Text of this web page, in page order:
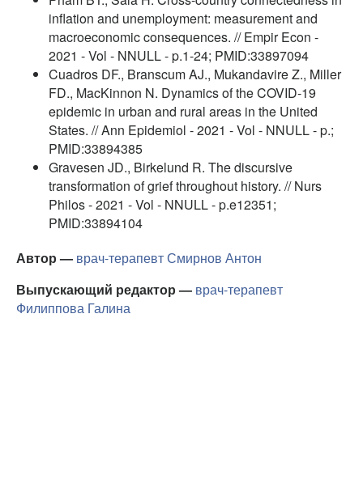
inflation and unemployment: measurement and
macroeconomic consequences. // Empir Econ -
2021 - Vol - NNULL - p.1-24; PMID:33897094
Cuadros DF., Branscum AJ., Mukandavire Z., Miller
FD., MacKinnon N. Dynamics of the COVID-19
epidemic in urban and rural areas in the United
States. // Ann Epidemiol - 2021 - Vol - NNULL - p.;
PMID:33894385
Gravesen JD., Birkelund R. The discursive
transformation of grief throughout history. // Nurs
Philos - 2021 - Vol - NNULL - p.e12351;
PMID:33894104
Автор — врач-терапевтСмирнов Антон
Выпускающий редактор — врач-терапевт
Филиппова Галина